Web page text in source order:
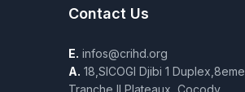
Contact Us
E. infos@crihd.org
A. 18,SICOGI Djibi 1 Duplex,8eme
Tranche,II Plateaux, Cocody,